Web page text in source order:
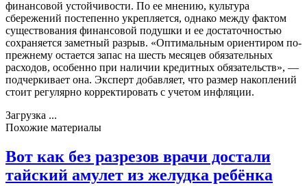
финансовой устойчивости. По ее мнению, культура
сбережений постепенно укрепляется, однако между фактом
существования финансовой подушки и ее достаточностью
сохраняется заметный разрыв. «Оптимальным ориентиром по-
прежнему остается запас на шесть месяцев обязательных
расходов, особенно при наличии кредитных обязательств», —
подчеркивает она. Эксперт добавляет, что размер накоплений
стоит регулярно корректировать с учетом инфляции.
Загрузка ...
Похожие материалы
Вот как без разрезов врачи достали
тайский амулет из желудка ребёнка